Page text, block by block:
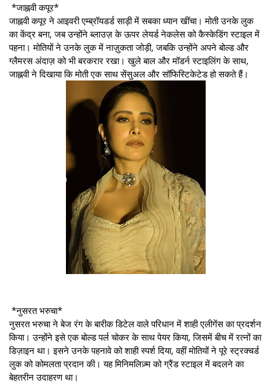
*जाह्नवी कपूर*
जाह्नवी कपूर ने आइवरी एम्ब्रॉयडर्ड साड़ी में सबका ध्यान खींचा। मोती उनके लुक
का केंद्र बना, जब उन्होंने ब्लाउज़ के ऊपर लेयर्ड नेकलेस को कैस्केडिंग स्टाइल में
पहना। मोतियों ने उनके लुक में नाज़ुकता जोड़ी, जबकि उन्होंने अपने बोल्ड और
ग्लैमरस अंदाज़ को भी बरकरार रखा। खुले बाल और मॉडर्न स्टाइलिंग के साथ,
जाह्नवी ने दिखाया कि मोती एक साथ सेंसुअल और सॉफिस्टिकेटेड हो सकते हैं।
*नुसरत भरुचा*
नुसरत भरुचा ने बेज रंग के बारीक डिटेल वाले परिधान में शाही एलीगेंस का प्रदर्शन
किया। उन्होंने इसे एक बोल्ड पर्ल चोकर के साथ पेयर किया, जिसमें बीच में रत्नों का
डिज़ाइन था। इसने उनके पहनावे को शाही स्पर्श दिया, वहीं मोतियों ने पूरे स्ट्रक्चर्ड
लुक को कोमलता प्रदान की। यह मिनिमलिज़्म को ग्रैंड स्टाइल में बदलने का
बेहतरीन उदाहरण था।